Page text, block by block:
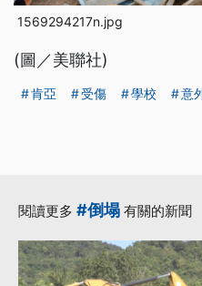
1569294217n.jpg
(圖／美聯社)
肯亞 受傷 學校 意
閱讀更多 #倒塌 有關的新聞